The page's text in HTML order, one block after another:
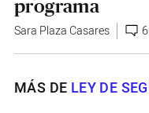
programa
Sara Plaza Casares 6
MÁS DE LEY DE